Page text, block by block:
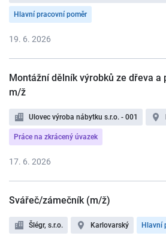
Hlavní pracovní poměr
19. 6. 2026
Montážní dělník výrobků ze dřeva a
m/ž
Ulovec výroba nábytku s.r.o. - 001
Práce na zkrácený úvazek
17. 6. 2026
Svářeč/zámečník (m/ž)
Šlégr, s.r.o. Karlovarský Hlavní